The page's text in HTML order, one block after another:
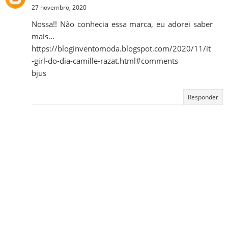
27 novembro, 2020
Nossa!! Não conhecia essa marca, eu adorei saber
mais...
https://bloginventomoda.blogspot.com/2020/11/it
-girl-do-dia-camille-razat.html#comments
bjus
Responder